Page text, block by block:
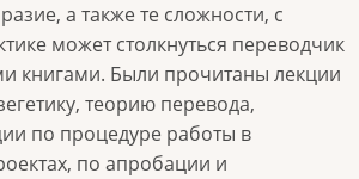
а также те сложности, с
может столкнуться переводчик
книгами. Были прочитаны лекции
теорию перевода,
по процедуре работы в
по апробации и